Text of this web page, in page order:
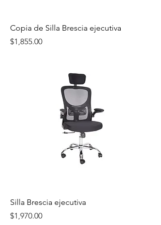
Copia de Silla Brescia ejecutiva
Precio
$1,855.00
Silla Brescia ejecutiva
Precio
$1,970.00